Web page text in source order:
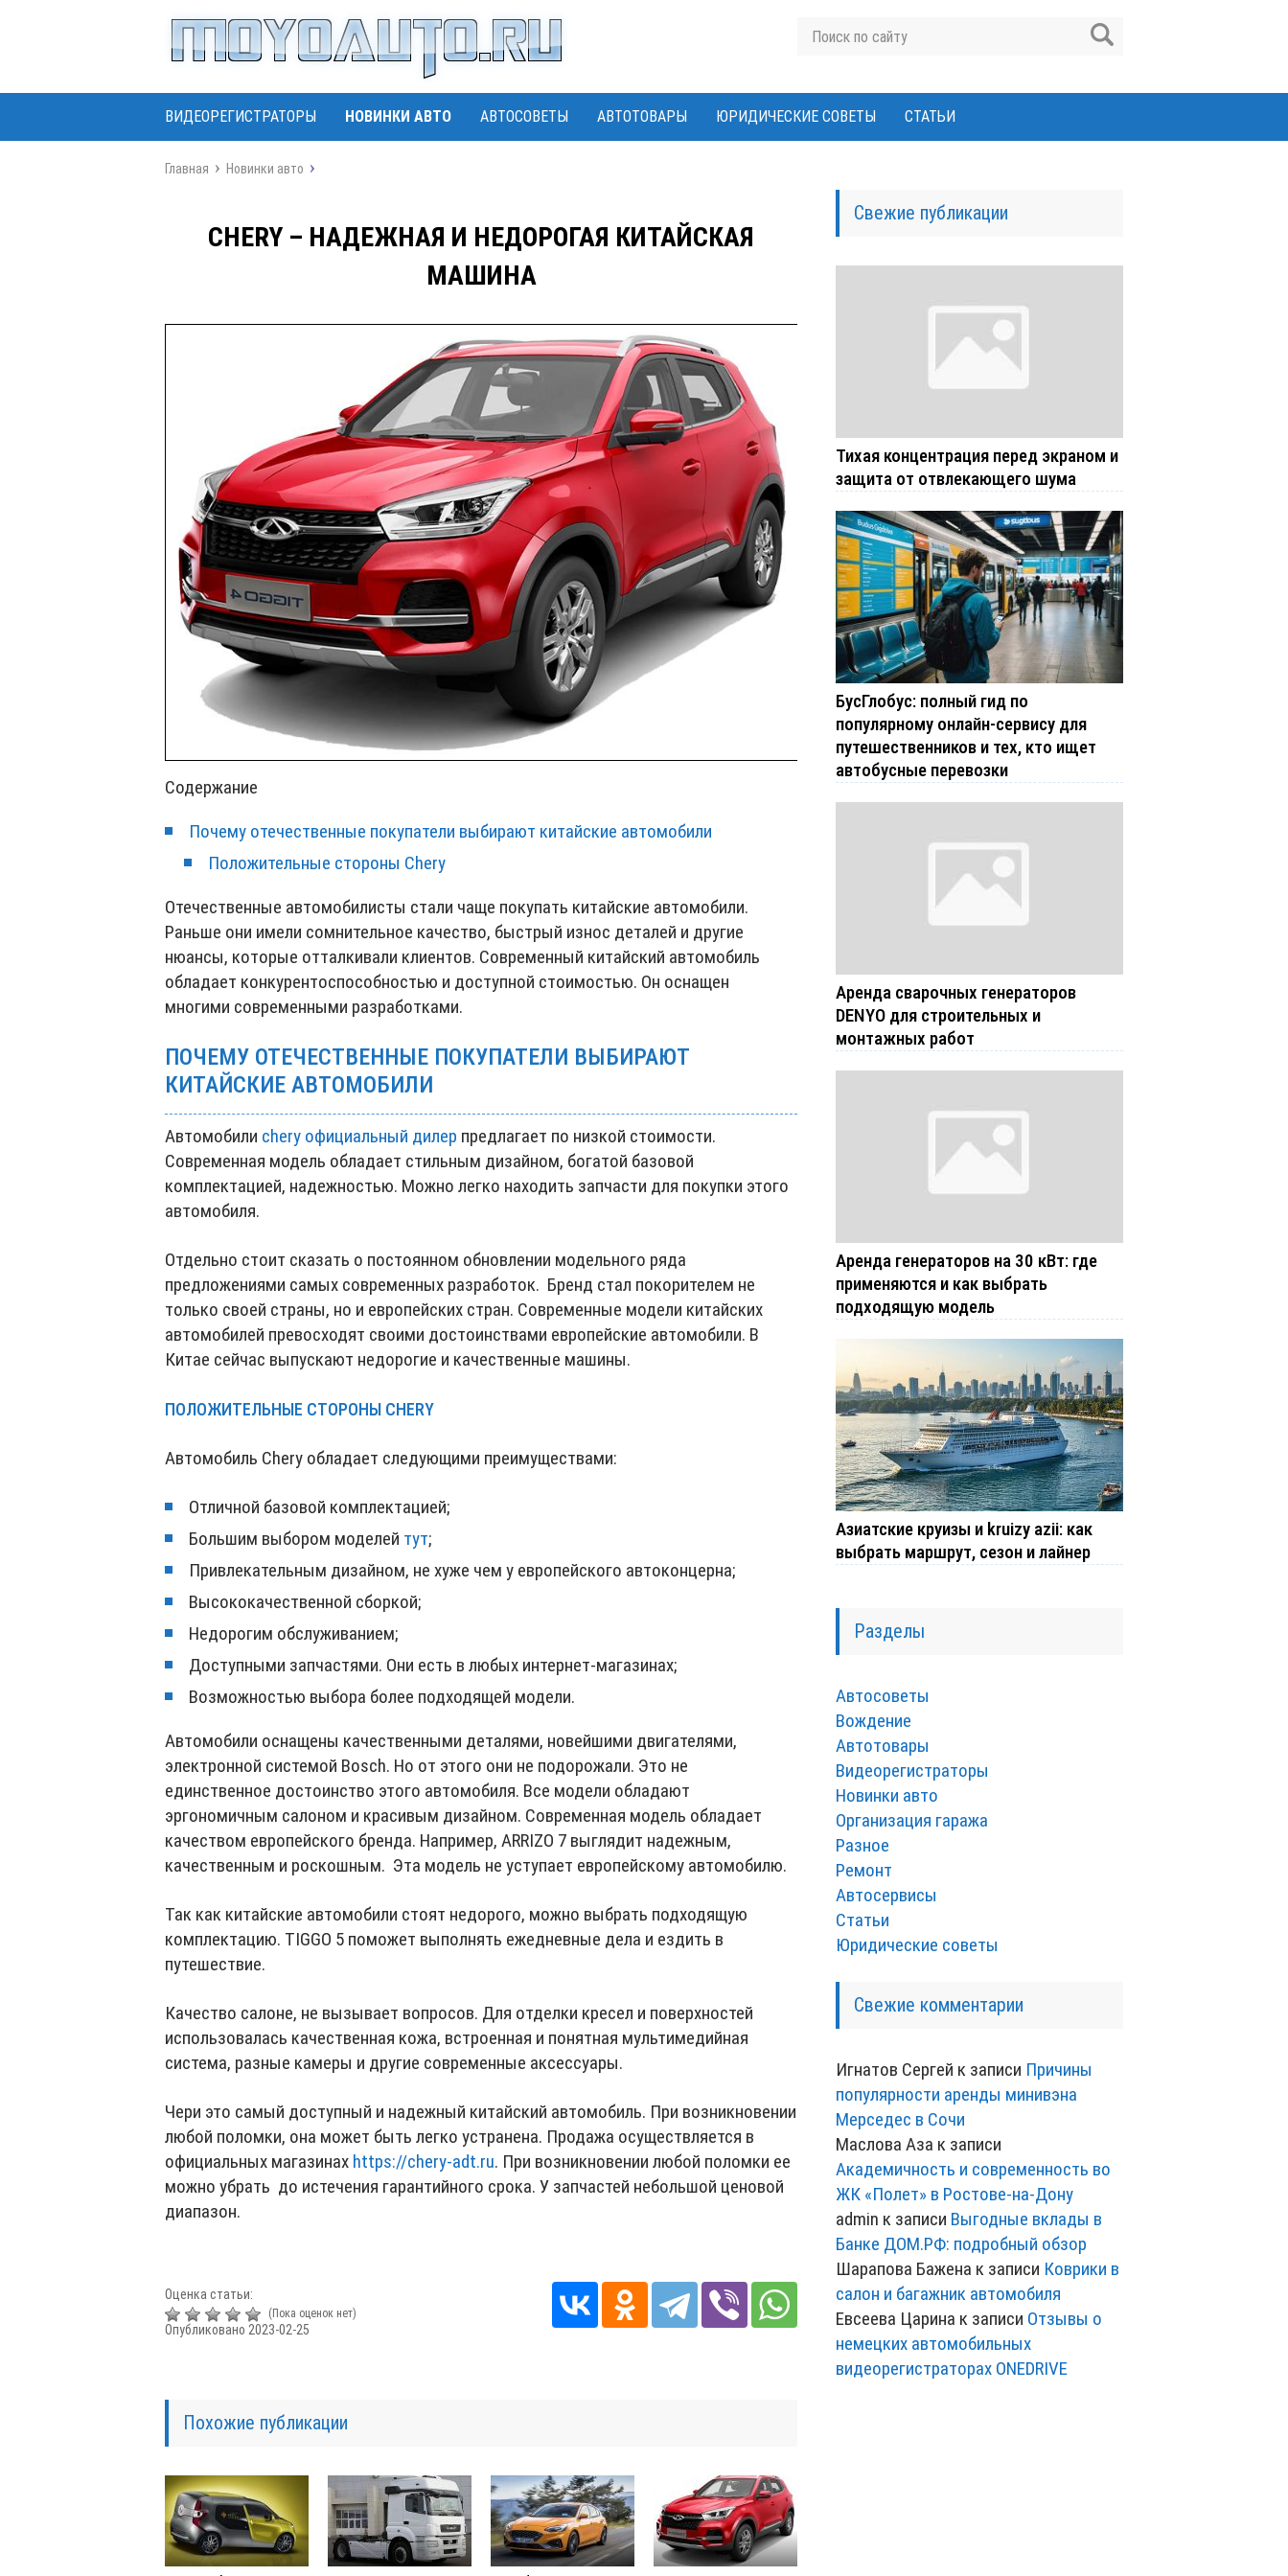
ВИДЕОРЕГИСТРАТОРЫ НОВИНКИ АВТО АВТОСОВЕТЫ АВТОТОВАРЫ ЮРИДИЧЕСКИЕ СОВЕТЫ СТАТЬИ
Главная Новинки авто
CHERY – НАДЕЖНАЯ И НЕДОРОГАЯ КИТАЙСКАЯ
МАШИНА
Содержание
Почему отечественные покупатели выбирают китайские автомобили
Положительные стороны Chery
Отечественные автомобилисты стали чаще покупать китайские автомобили.
Раньше они имели сомнительное качество, быстрый износ деталей и другие
нюансы, которые отталкивали клиентов. Современный китайский автомобиль
обладает конкурентоспособностью и доступной стоимостью. Он оснащен
многими современными разработками.
ПОЧЕМУ ОТЕЧЕСТВЕННЫЕ ПОКУПАТЕЛИ ВЫБИРАЮТ
КИТАЙСКИЕ АВТОМОБИЛИ
Автомобили chery официальный дилер предлагает по низкой стоимости.
Современная модель обладает стильным дизайном, богатой базовой
комплектацией, надежностью. Можно легко находить запчасти для покупки этого
автомобиля.
Отдельно стоит сказать о постоянном обновлении модельного ряда
предложениями самых современных разработок. Бренд стал покорителем не
только своей страны, но и европейских стран. Современные модели китайских
автомобилей превосходят своими достоинствами европейские автомобили. В
Китае сейчас выпускают недорогие и качественные машины.
ПОЛОЖИТЕЛЬНЫЕ СТОРОНЫ CHERY
Автомобиль Chery обладает следующими преимуществами:
Отличной базовой комплектацией;
Большим выбором моделей тут;
Привлекательным дизайном, не хуже чем у европейского автоконцерна;
Высококачественной сборкой;
Недорогим обслуживанием;
Доступными запчастями. Они есть в любых интернет-магазинах;
Возможностью выбора более подходящей модели.
Автомобили оснащены качественными деталями, новейшими двигателями,
электронной системой Bosch. Но от этого они не подорожали. Это не
единственное достоинство этого автомобиля. Все модели обладают
эргономичным салоном и красивым дизайном. Современная модель обладает
качеством европейского бренда. Например, ARRIZO 7 выглядит надежным,
качественным и роскошным. Эта модель не уступает европейскому автомобилю.
Так как китайские автомобили стоят недорого, можно выбрать подходящую
комплектацию. TIGGO 5 поможет выполнять ежедневные дела и ездить в
путешествие.
Качество салоне, не вызывает вопросов. Для отделки кресел и поверхностей
использовалась качественная кожа, встроенная и понятная мультимедийная
система, разные камеры и другие современные аксессуары.
Чери это самый доступный и надежный китайский автомобиль. При возникновении
любой поломки, она может быть легко устранена. Продажа осуществляется в
официальных магазинах https://chery-adt.ru. При возникновении любой поломки ее
можно убрать до истечения гарантийного срока. У запчастей небольшой ценовой
диапазон.
Оценка статьи:
(Пока оценок нет)
Опубликовано 2023-02-25
Похожие публикации
Свежие публикации
Тихая концентрация перед экраном и
защита от отвлекающего шума
БусГлобус: полный гид по
популярному онлайн-сервису для
путешественников и тех, кто ищет
автобусные перевозки
Аренда сварочных генераторов
DENYO для строительных и
монтажных работ
Аренда генераторов на 30 кВт: где
применяются и как выбрать
подходящую модель
Азиатские круизы и kruizy azii: как
выбрать маршрут, сезон и лайнер
Разделы
Автосоветы
Вождение
Автотовары
Видеорегистраторы
Новинки авто
Организация гаража
Разное
Ремонт
Автосервисы
Статьи
Юридические советы
Свежие комментарии
Игнатов Сергей к записи Причины
популярности аренды минивэна
Мерседес в Сочи
Маслова Аза к записи
Академичность и современность во
ЖК «Полет» в Ростове-на-Дону
admin к записи Выгодные вклады в
Банке ДОМ.РФ: подробный обзор
Шарапова Бажена к записи Коврики в
салон и багажник автомобиля
Евсеева Царина к записи Отзывы о
немецких автомобильных
видеорегистраторах ONEDRIVE